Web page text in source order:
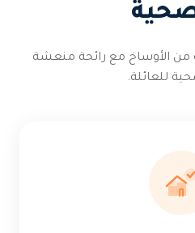
من الأوساخ مع رائحة منعشة
للعائلة.